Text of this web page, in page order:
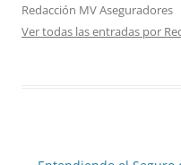
Redacción MV Aseguradores
Ver todas las entradas por